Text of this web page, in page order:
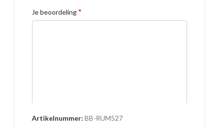
Je beoordeling*
Artikelnummer: BB-RUM527